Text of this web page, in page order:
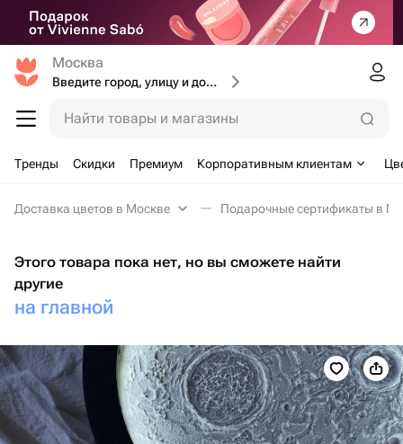
Москва
Введите город, улицу и дом доставки
Найти товары и магазины
Тренды Скидки Премиум Корпоративным клиентам
Доставка цветов в Москве Подарочные сертификаты в
Этого товара пока нет, но вы сможете найти
другие
на главной